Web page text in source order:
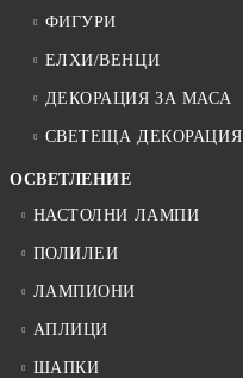
ФИГУРИ
ЕЛХИ/ВЕНЦИ
ДЕКОРАЦИЯ ЗА МАСА
СВЕТЕЩА ДЕКОРАЦИЯ
ОСВЕТЛЕНИЕ
НАСТОЛНИ ЛАМПИ
ПОЛИЛЕИ
ЛАМПИОНИ
АПЛИЦИ
ШАПКИ